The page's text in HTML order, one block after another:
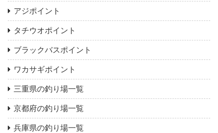
アジポイント
タチウオポイント
ブラックバスポイント
ワカサギポイント
三重県の釣り場一覧
京都府の釣り場一覧
兵庫県の釣り場一覧